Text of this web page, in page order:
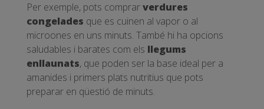
Per exemple, pots comprarverdures
congelades que es cuinen al vapor o al
microones en uns minuts. També hi ha opcions
saludables i barates com els llegums
enllaunats, que poden ser la base ideal per a
amanides i primers plats nutritius que pots
preparar en qüestió de minuts.